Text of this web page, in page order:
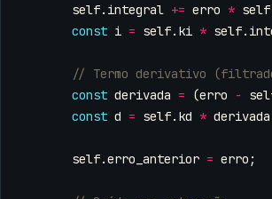
self. integral += erro * self
const i = self. ki * self.
const derivada = (erro -
const d = self. kd * derivada
self.erro_anterior = erro ;